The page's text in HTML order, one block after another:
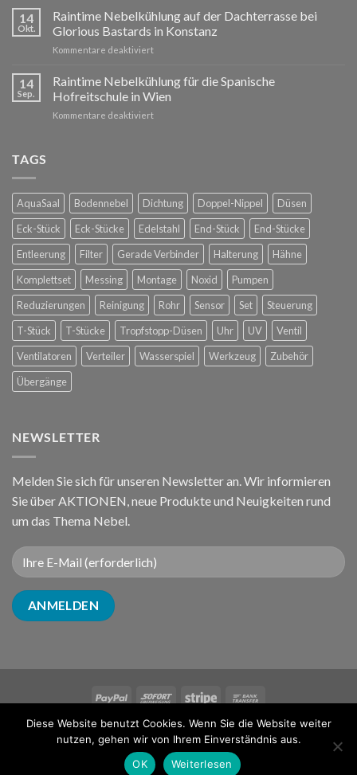
Jahr!
planen
und
umsetzen:
Raintime
für
Ihre
14
Okt.
Raintime Nebelkühlung auf der Dachterrasse bei
Glorious Bastards in Konstanz
Kommentare deaktiviertfür
Nebelkühlung
auf
der
Dachterrasse
14
Sep.
Raintime Nebelkühlung für die Spanische
Hofreitschule in Wien
Kommentare deaktiviertfür
Hofreitschule
in
Wien
TAGS
AquaSaal Bodennebel Dichtung Doppel-Nippel
Düsen
Eck-Stück
Eck-Stücke Edelstahl End-Stück
End-Stücke
Entleerung
Filter Gerade Verbinder Halterung
Hähne
Komplettset
Messing Montage Noxid
Pumpen
Reduzierungen
Reinigung Rohr Sensor Set
Steuerung
T-Stück
T-Stücke Tropfstopp-Düsen Uhr UV
Ventil
Ventilatoren
Verteiler Wasserspiel Werkzeug
Zubehör
Übergänge
NEWSLETTER
Melden Sie sich für unseren Newsletter an. Wir informieren
Sie über AKTIONEN, neue Produkte und Neuigkeiten rund
um das Thema Nebel.
ÜBER UNS NUTZUNGSBEDINGUNGEN FAQ KONTAKT
Copyright 2026 © FOGCenter® ist eine Marke von
raintime®
Powered byiService
Diese Website benutzt Cookies. Wenn Sie die Website weiter
nutzen, gehen wir von Ihrem Einverständnis aus.
OK
Weiterlesen